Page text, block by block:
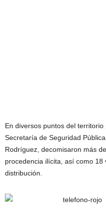
En diversos puntos del
Secretaría de Seguridad
Rodríguez, decomisaron más
procedencia ilícita, así como
distribución.